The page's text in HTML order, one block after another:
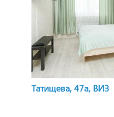
Татищева, 47а, ВИЗ